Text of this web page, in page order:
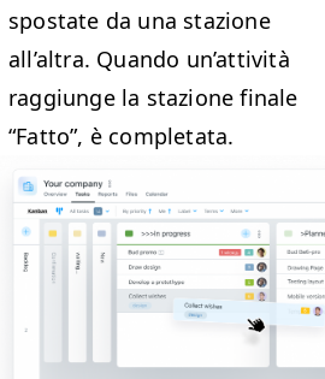
spostate da una stazione
all’al­tra. Quan­do un’at­tiv­ità
rag­giunge la stazione finale
“Fat­to”, è completata.